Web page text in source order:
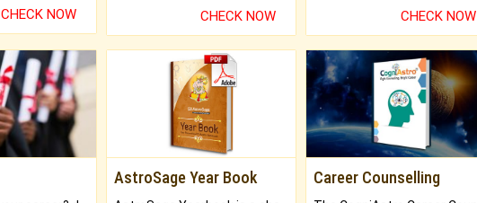
CHECK NOW CHECK NOW CHECK NOW
AstroSage Year Book Career Counselling